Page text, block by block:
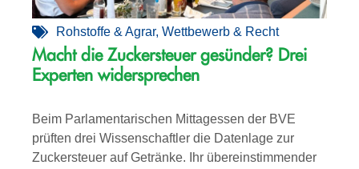
Rohstoffe & Agrar, Wettbewerb & Recht
Macht die Zuckersteuer gesünder? Drei
Experten widersprechen
Beim Parlamentarischen Mittagessen der BVE
prüften drei Wissenschaftler die Datenlage zur
Zuckersteuer auf Getränke. Ihr übereinstimmender